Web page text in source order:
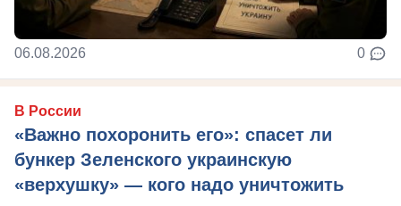
06.08.2026 0
В России
«Важно похоронить его»: спасет ли
бункер Зеленского украинскую
«верхушку» — кого надо уничтожить